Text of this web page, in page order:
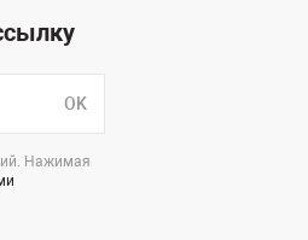
OK
Нажимая